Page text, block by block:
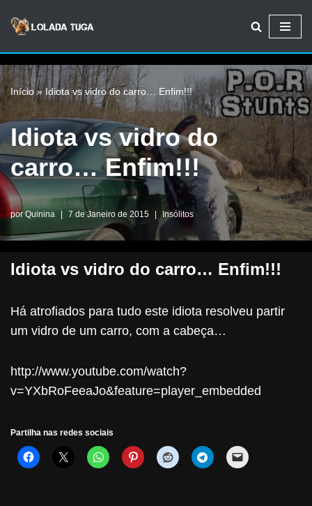
Avançar
o
conteúdo
Início»Idiota vs vidro do carro… Enfim!!!
Idiota vs vidro do
carro… Enfim!!!
por Quinina 7 de Janeiro de 2015 Insólitos
Idiota vs vidro do carro… Enfim!!!
Há atrofiados para tudo este idiota resolveu partir
um vidro de um carro, com a cabeça…
http://www.youtube.com/watch?
v=YXbRoFeeaJo&feature=player_embedded
Partilha nas redes sociais